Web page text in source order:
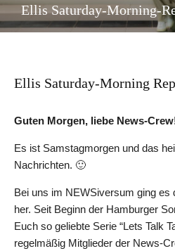
Ellis Saturday-Morning-
Ellis Saturday-Morning
Guten Morgen, liebe News-
Es ist Samstagmorgen und das
Nachrichten. 🙂
Bei uns im NEWSiversum ging es
her. Seit Beginn der Hamburger
Euch so geliebte Serie “Lets Talk
regelmäßig Mitglieder der News-